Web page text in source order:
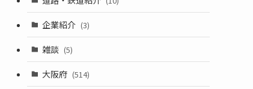
企業紹介 (3)
雑談 (5)
大阪府 (514)